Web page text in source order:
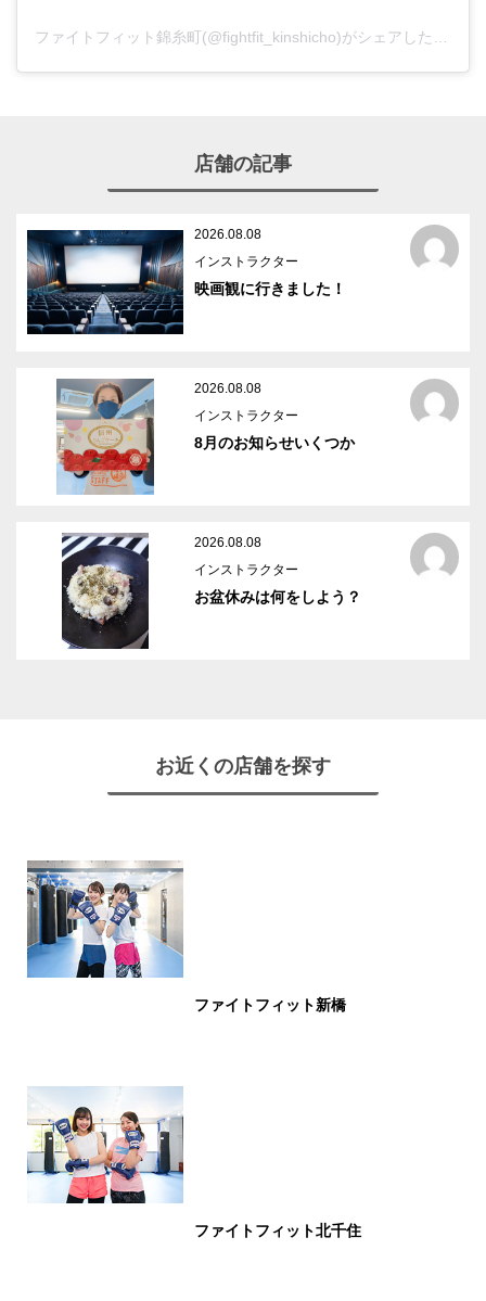
店舗の記事
2026.08.08
インストラクター
映画観に行きました！
2026.08.08
インストラクター
8月のお知らせいくつか
2026.08.08
インストラクター
お盆休みは何をしよう？
お近くの店舗を探す
ファイトフィット新橋
ファイトフィット北千住